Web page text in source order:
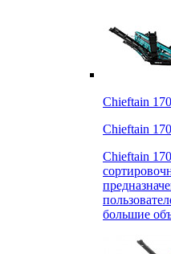
Chieftain
Chieftain
Chieftain
большие